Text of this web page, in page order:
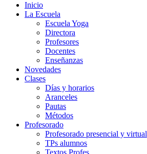
Inicio
La Escuela
Escuela Yoga
Directora
Profesores
Docentes
Enseñanzas
Novedades
Clases
Días y horarios
Aranceles
Pautas
Métodos
Profesorado
Profesorado presencial y virtual
TPs alumnos
Textos Profes